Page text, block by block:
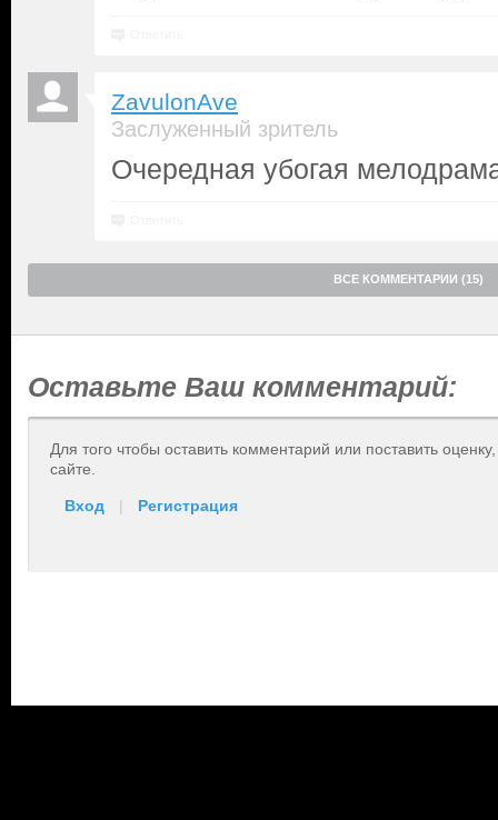
ZavulonAve
Заслуженный зритель
Очередная убогая
ВСЕ КОММЕНТАРИИ (15)
Оставьте Ваш комментарий:
Для того чтобы оставить комментарий или поставить
сайте.
Вход | Регистрация